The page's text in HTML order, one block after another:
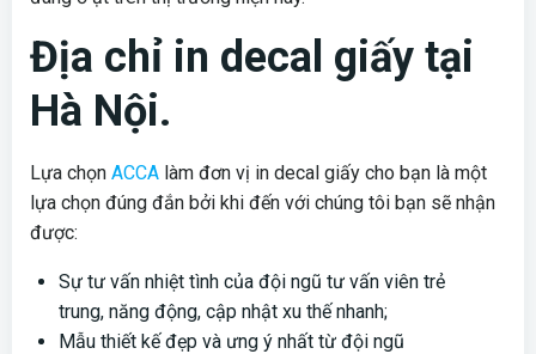
Địa chỉ in decal giấy tại
Hà Nội.
Lựa chọn ACCA làm đơn vị in decal giấy cho bạn là một
lựa chọn đúng đắn bởi khi đến với chúng tôi bạn sẽ nhận
được:
Sự tư vấn nhiệt tình của đội ngũ tư vấn viên trẻ
trung, năng động, cập nhật xu thế nhanh;
Mẫu thiết kế đẹp và ưng ý nhất từ đội ngũ